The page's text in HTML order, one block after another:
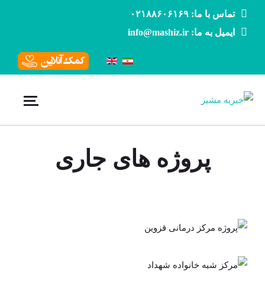
تماس با ما: ۰۲۱۸۸۶۰۶۱۶۹
ایمیل به ما: info@mashiz.ir
پروژه های جاری
درمانی
خانواده